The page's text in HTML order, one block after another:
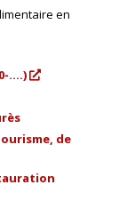
en
....)
de